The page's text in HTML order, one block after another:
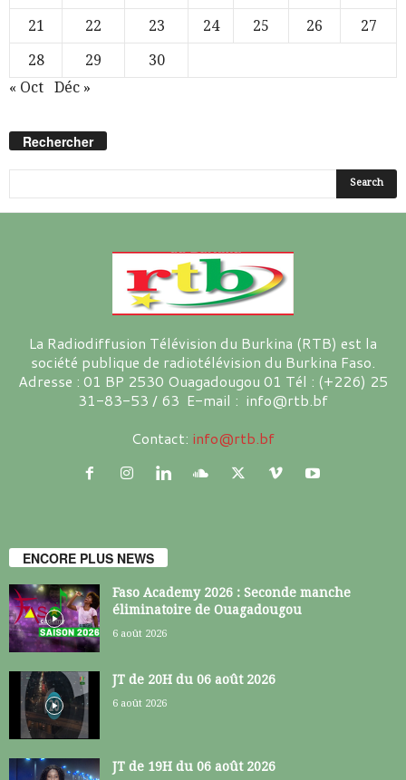
21
22 23 24 25 26
27
28
29
30
« Oct
Déc »
Rechercher
La Radiodiffusion Télévision du Burkina (RTB) est la
société publique de radiotélévision du Burkina Faso.
Adresse : 01 BP 2530 Ouagadougou 01 Tél : (+226) 25
31-83-53 / 63 E-mail : info@rtb.bf
Contact: info@rtb.bf
ENCORE PLUS NEWS
Faso Academy 2026 : Seconde manche
éliminatoire de Ouagadougou
6 août 2026
JT de 20H du 06 août 2026
6 août 2026
JT de 19H du 06 août 2026